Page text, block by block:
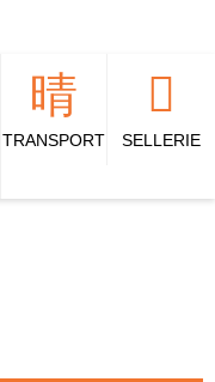
TRANSPORT SELLERIE